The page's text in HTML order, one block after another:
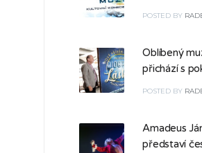
POSTED BY
Oblíbený
přichází s
POSTED BY
Amadeus
představí